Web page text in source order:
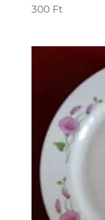
300 Ft